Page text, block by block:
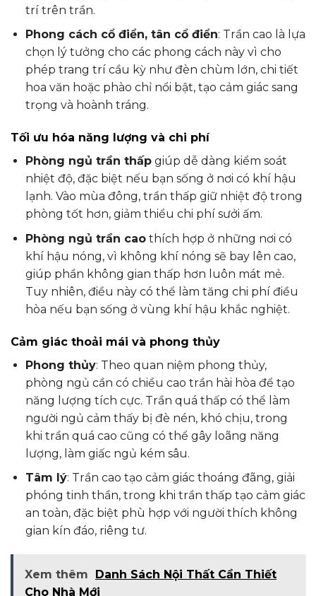
trí trên trần.
Phong cách cổ điển, tân cổ điển: Trần cao là lựa
chọn lý tưởng cho các phong cách này vì cho
phép trang trí cầu kỳ như đèn chùm lớn, chi tiết
hoa văn hoặc phào chỉ nổi bật, tạo cảm giác sang
trọng và hoành tráng.
Tối ưu hóa năng lượng và chi phí
Phòng ngủ trần thấpgiúp dễ dàng kiểm soát
nhiệt độ, đặc biệt nếu bạn sống ở nơi có khí hậu
lạnh. Vào mùa đông, trần thấp giữ nhiệt độ trong
phòng tốt hơn, giảm thiểu chi phí sưởi ấm.
Phòng ngủ trần caothích hợp ở những nơi có
khí hậu nóng, vì không khí nóng sẽ bay lên cao,
giúp phần không gian thấp hơn luôn mát mẻ.
Tuy nhiên, điều này có thể làm tăng chi phí điều
hòa nếu bạn sống ở vùng khí hậu khắc nghiệt.
Cảm giác thoải mái và phong thủy
Phong thủy: Theo quan niệm phong thủy,
phòng ngủ cần có chiều cao trần hài hòa để tạo
năng lượng tích cực. Trần quá thấp có thể làm
người ngủ cảm thấy bị đè nén, khó chịu, trong
khi trần quá cao cũng có thể gây loãng năng
lượng, làm giấc ngủ kém sâu.
Tâm lý: Trần cao tạo cảm giác thoáng đãng, giải
phóng tinh thần, trong khi trần thấp tạo cảm giác
an toàn, đặc biệt phù hợp với người thích không
gian kín đáo, riêng tư.
Xem thêm
Danh Sách Nội Thất Cần Thiết
Cho Nhà Mới